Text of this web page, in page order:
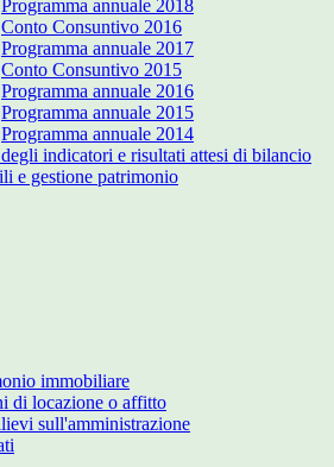
Programma annuale 2018
Conto Consuntivo 2016
Programma annuale 2017
Conto Consuntivo 2015
Programma annuale 2016
Programma annuale 2015
Programma annuale 2014
indicatori e risultati attesi di bilancio
e gestione patrimonio
immobiliare
di locazione o affitto
sull'amministrazione